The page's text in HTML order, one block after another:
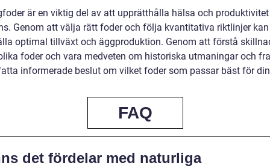
är en viktig del av att upprätthålla hälsa och
Genom att välja rätt foder och följa kvantitativa riktlinjer
optimal tillväxt och äggproduktion. Genom att förstå
foder och vara medveten om historiska utmaningar och
informerade beslut om vilket foder som passar bäst för
FAQ
det fördelar med naturliga